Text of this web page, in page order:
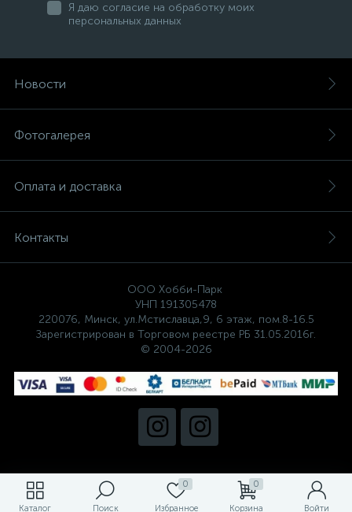
Каталог Поиск
0
Избранное
0
Корзина Войти
Я даю согласие на обработку моих
персональных данных
Новости
Фотогалерея
Оплата и доставка
Контакты
ООО Хобби-Парк
УНП 191305478
220076, Минск, ул.Мстиславца,9, 6 этаж, пом.8-16.5
Зарегистрирован в Торговом реестре РБ 31.05.2016г.
© 2004-2026